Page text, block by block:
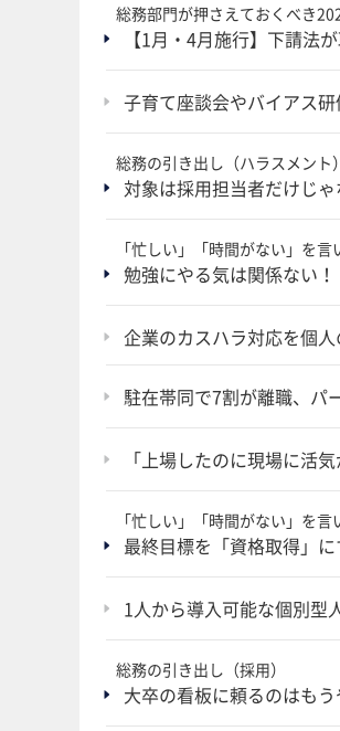
総務部門が押さえておくべき
【1月・4月施行】下請
子育て座談会やバイアス
総務の引き出し（ハラスメント）
対象は採用担当者だけじ
「忙しい」「時間がない」を
勉強にやる気は関係ない
企業のカスハラ対応を個
駐在帯同で7割が離職、
「上場したのに現場に活
「忙しい」「時間がない」を
最終目標を「資格取得」
1人から導入可能な個別
総務の引き出し（採用）
大卒の看板に頼るのはも